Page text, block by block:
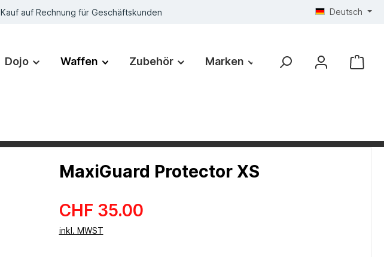
Kauf auf Rechnung für Geschäftskunden Deutsch
Dojo Waffen Zubehör Marken
MaxiGuard Protector XS
CHF 35.00
inkl. MWST